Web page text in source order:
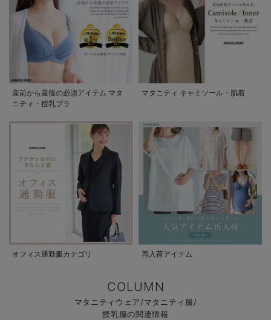
産前から産後の必須アイテム マタ
ニティ・授乳ブラ
マタニティ キャミソール・肌着
オフィス通勤服カテゴリ 再入荷アイテム
COLUMN
マタニティウェア/マタニティ服/
授乳服の関連情報